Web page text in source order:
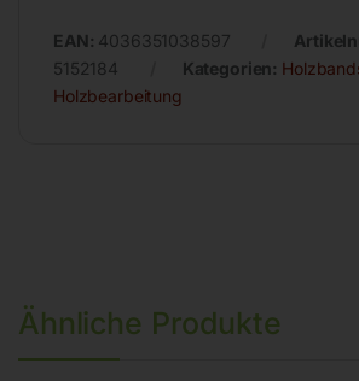
EAN: 4036351038597
5152184
Kategorien:
Holzbearbeitung
Ähnliche Produkte